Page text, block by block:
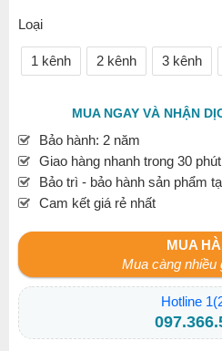
Loại
1 kênh 2 kênh 3 kênh
MUA NGAY VÀ NHẬN
Bảo hành: 2 năm
Giao hàng nhanh trong 30
Bảo trì - bảo hành sản phẩm
Cam kết giá rẻ nhất
MUA
Mua càng nhiều
Hotline